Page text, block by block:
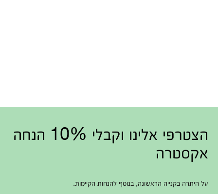
הצטרפי אלינו וקבלי 10% הנחה
אקסטרה
על היתרה בקנייה הראשונה, בנוסף להנחות הקיימות.